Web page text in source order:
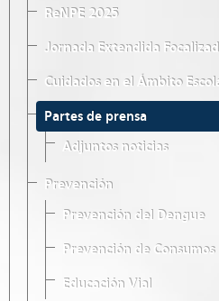
ReNPE 2025
Jornada Extendida
Cuidados en el Ámbito
Partes de prensa
Adjuntos noticias
Prevención
Prevención del Dengue
Prevención de
Educación Vial